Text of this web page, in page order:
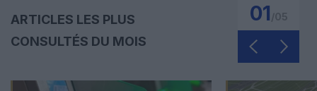
ARTICLES LES PLUS
CONSULTÉS DU MOIS
01